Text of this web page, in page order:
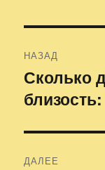
по
записям
НАЗАД
Предыдущая
запись:
Сколько
ДАЛЕЕ